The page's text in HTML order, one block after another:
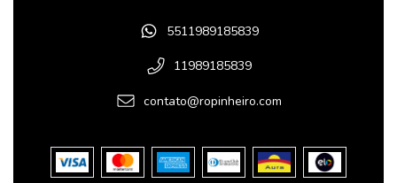
5511989185839
11989185839
contato@ropinheiro.com